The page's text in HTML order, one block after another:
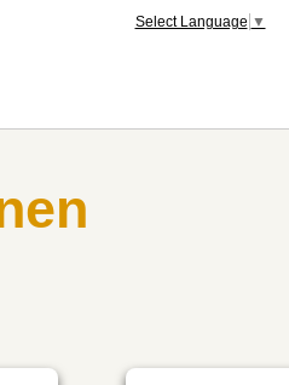
Select Language ▼